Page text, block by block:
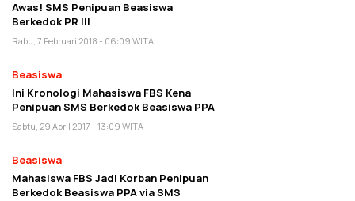
Awas! SMS Penipuan Beasiswa
Berkedok PR III
Rabu, 7 Februari 2018 - 06:09 WITA
Beasiswa
Ini Kronologi Mahasiswa FBS Kena
Penipuan SMS Berkedok Beasiswa PPA
Sabtu, 29 April 2017 - 13:09 WITA
Beasiswa
Mahasiswa FBS Jadi Korban Penipuan
Berkedok Beasiswa PPA via SMS